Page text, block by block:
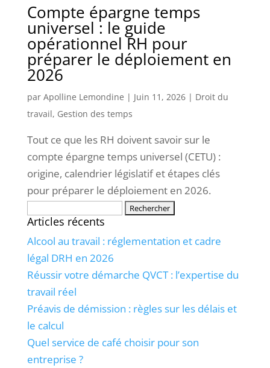
Compte épargne temps
universel : le guide
opérationnel RH pour
préparer le déploiement en
2026
par Apolline Lemondine | Juin 11, 2026| Droit du
travail, Gestion des temps
Tout ce que les RH doivent savoir sur le
compte épargne temps universel (CETU) :
origine, calendrier législatif et étapes clés
pour préparer le déploiement en 2026.
Rechercher :
Articles récents
Alcool au travail : réglementation et cadre
légal DRH en 2026
Réussir votre démarche QVCT : l’expertise du
travail réel
Préavis de démission : règles sur les délais et
le calcul
Quel service de café choisir pour son
entreprise ?